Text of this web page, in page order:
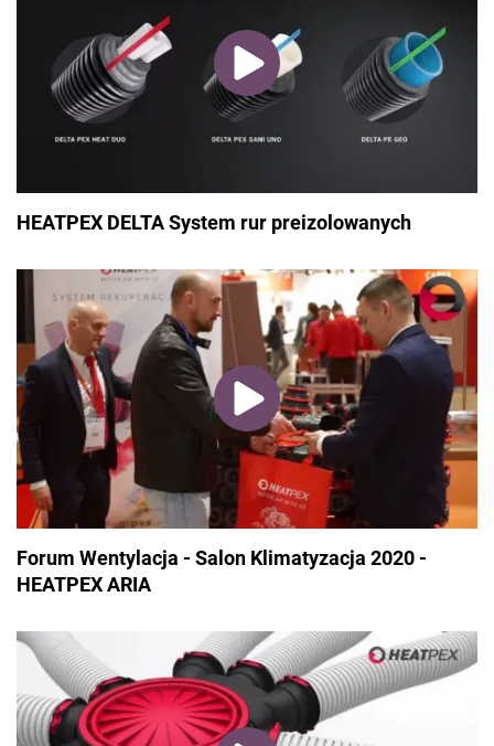
HEATPEX DELTA System rur preizolowanych
Forum Wentylacja - Salon Klimatyzacja 2020 -
HEATPEX ARIA